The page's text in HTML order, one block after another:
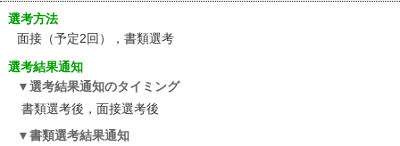
選考方法
面接（予定2回），書類選考
選考結果通知
選考結果通知のタイミング
書類選考後，面接選考後
書類選考結果通知